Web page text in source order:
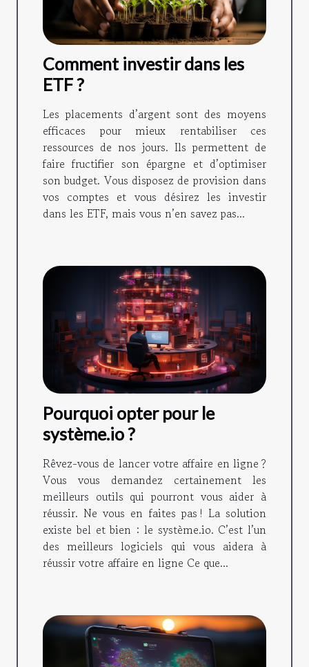
Comment investir dans les
ETF ?
Les placements d’argent sont des moyens
efficaces pour mieux rentabiliser ces
ressources de nos jours. Ils permettent de
faire fructifier son épargne et d’optimiser
son budget. Vous disposez de provision dans
vos comptes et vous désirez les investir
dans les ETF, mais vous n’en savez pas...
Pourquoi opter pour le
système.io ?
Rêvez-vous de lancer votre affaire en ligne ?
Vous vous demandez certainement les
meilleurs outils qui pourront vous aider à
réussir. Ne vous en faites pas ! La solution
existe bel et bien : le système.io. C’est l’un
des meilleurs logiciels qui vous aidera à
réussir votre affaire en ligne Ce que...